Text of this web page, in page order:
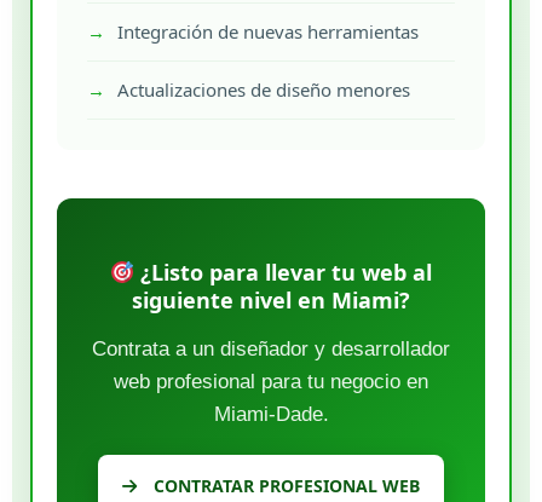
Integración de nuevas herramientas
Actualizaciones de diseño menores
¿Listo para llevar tu web al
siguiente nivel en Miami?
Contrata a un diseñador y desarrollador
web profesional para tu negocio en
Miami-Dade.
CONTRATAR PROFESIONAL WEB